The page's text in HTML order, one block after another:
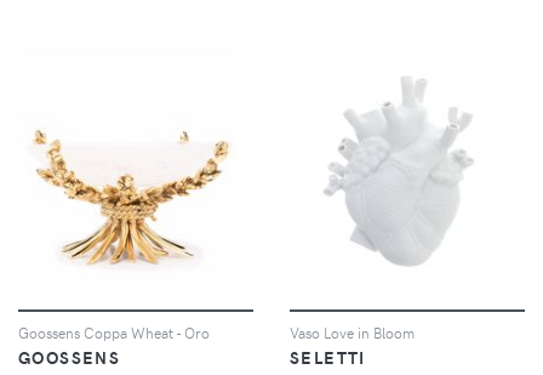
Goossens Coppa Wheat - Oro
GOOSSENS
Vaso Love in Bloom
SELETTI